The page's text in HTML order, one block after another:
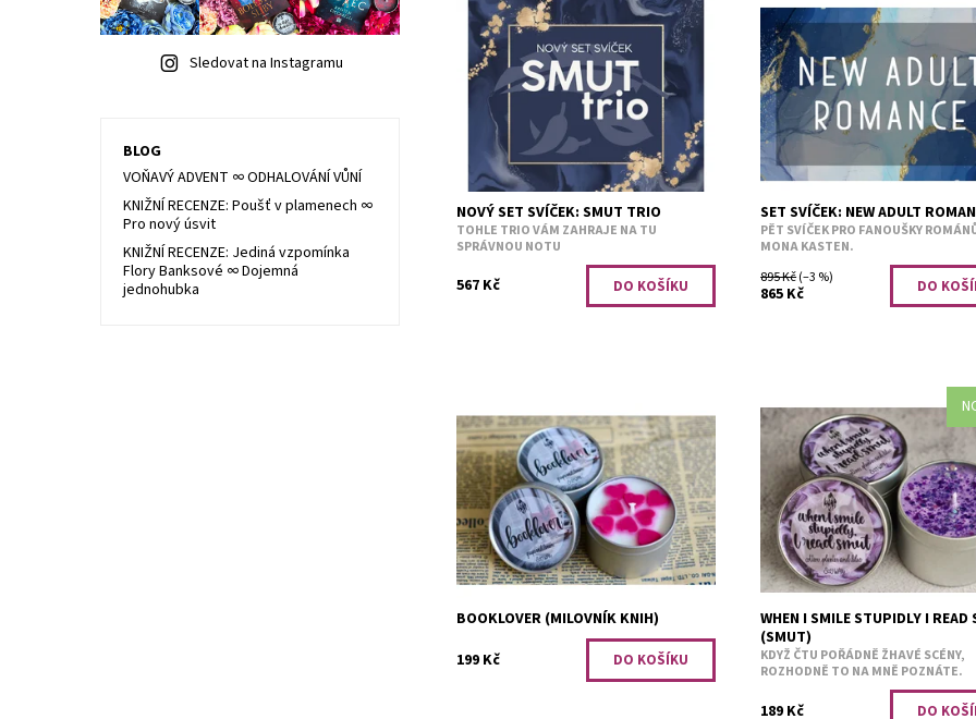
Ideální set pro fanoušky žhavé
romantiky. When I smile stupidly, I
read smut.hedvábný bavlník s šeříkem I
like my books a little spicy....
Dostupnost:
Předobjednávka
3134
NOVÝ SET SVÍČEK: SMUT TRIO
TOHLE TRIO VÁM ZAHRAJE NA TU
SPRÁVNOU NOTU
567 Kč
Hrdiny příběhů vždy zasáhne
láska, s těmito vůněmi svíček to
budete mít stejné, jen se vyhnete
komplikacím. Again vanilka s...
Dostupnost:
Předobjednávka
Kód:
2554
SET SVÍČEK: NEW ADULT
PĚT SVÍČEK PRO FANOUŠKY
MONA KASTEN.
895 Kč(–3 %)
865 Kč
Svěží vůně hroznů a citrónu.
Dostupnost:
Skladem 2
Kód:
1584
BOOKLOVER (MILOVNÍK KNIH)
199 Kč
Bavlník a šeřík.
Dostupnost:
Předobjednávka
Kód:
3254
WHEN I SMILE STUPIDLY I READ
(SMUT)
KDYŽ ČTU POŘÁDNĚ ŽHAVÉ SCÉNY,
ROZHODNĚ TO NA MNĚ POZNÁTE.
189 Kč
Sledovat na Instagramu
BLOG
VOŇAVÝ ADVENT ∞ ODHALOVÁNÍ VŮNÍ
KNIŽNÍ RECENZE: Poušť v plamenech ∞
Pro nový úsvit
KNIŽNÍ RECENZE: Jediná vzpomínka
Flory Banksové ∞ Dojemná
jednohubka